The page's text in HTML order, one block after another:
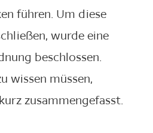
führen. Um diese
wurde eine
beschlossen.
wissen müssen,
zusammengefasst.